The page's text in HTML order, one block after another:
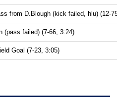
from D.Blough (kick failed, hlu) (12-
(pass failed) (7-66, 3:24)
Goal (7-23, 3:05)